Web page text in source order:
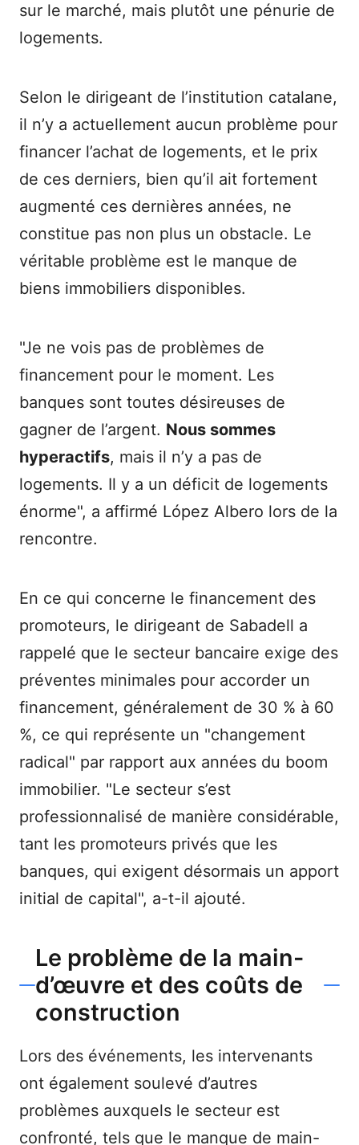
sur le marché, mais plutôt une pénurie de
logements.
Selon le dirigeant de l’institution catalane,
il n’y a actuellement aucun problème pour
financer l’achat de logements, et le prix
de ces derniers, bien qu’il ait fortement
augmenté ces dernières années, ne
constitue pas non plus un obstacle. Le
véritable problème est le manque de
biens immobiliers disponibles.
"Je ne vois pas de problèmes de
financement pour le moment. Les
banques sont toutes désireuses de
gagner de l’argent. Nous sommes
hyperactifs, mais il n’y a pas de
logements. Il y a un déficit de logements
énorme", a affirmé López Albero lors de la
rencontre.
En ce qui concerne le financement des
promoteurs, le dirigeant de Sabadell a
rappelé que le secteur bancaire exige des
préventes minimales pour accorder un
financement, généralement de 30 % à 60
%, ce qui représente un "changement
radical" par rapport aux années du boom
immobilier. "Le secteur s’est
professionnalisé de manière considérable,
tant les promoteurs privés que les
banques, qui exigent désormais un apport
initial de capital", a-t-il ajouté.
Le problème de la main-
d’œuvre et des coûts de
construction
Lors des événements, les intervenants
ont également soulevé d’autres
problèmes auxquels le secteur est
confronté, tels que le manque de main-